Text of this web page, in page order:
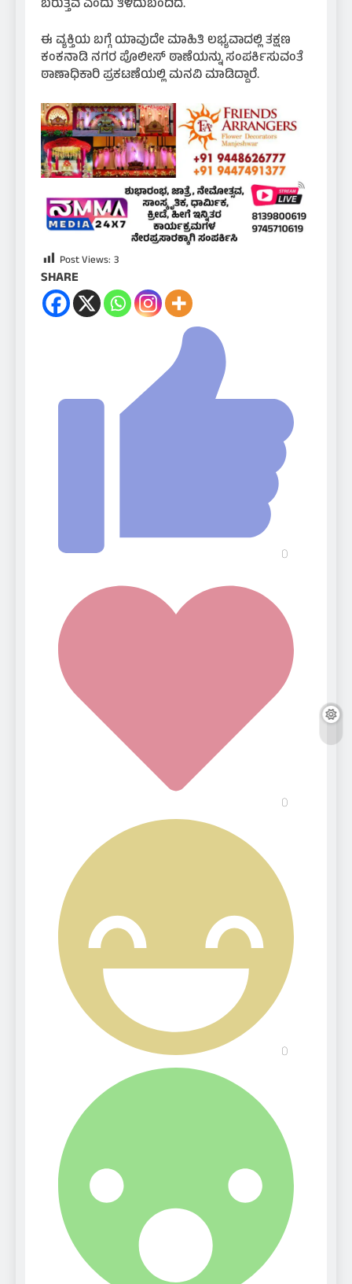
ಬರುತ್ತವೆ ಎಂದು ತಿಳಿದುಬಂದಿದೆ.
ಈ ವ್ಯಕ್ತಿಯ ಬಗ್ಗೆ ಯಾವುದೇ ಮಾಹಿತಿ ಲಭ್ಯವಾದಲ್ಲಿ ತಕ್ಷಣ
ಕಂಕನಾಡಿ ನಗರ ಪೊಲೀಸ್ ಠಾಣೆಯನ್ನು ಸಂಪರ್ಕಿಸುವಂತೆ
ಠಾಣಾಧಿಕಾರಿ ಪ್ರಕಟಣೆಯಲ್ಲಿ ಮನವಿ ಮಾಡಿದ್ದಾರೆ.
Post Views: 3
SHARE